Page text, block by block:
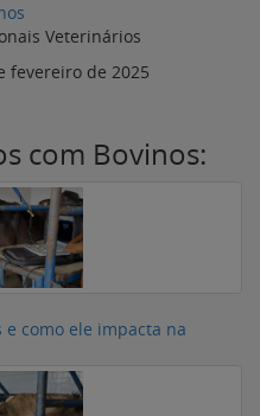
Veterinários
fevereiro de 2025
com Bovinos:
e como ele impacta na